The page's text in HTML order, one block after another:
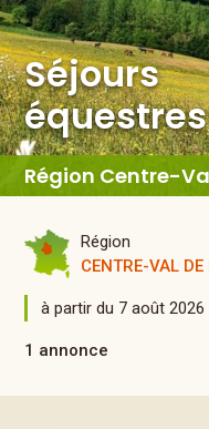
Séjours
équestres
Région Centre-
Région
CENTRE-VAL DE
à partir du 7 août 2026
1 annonce